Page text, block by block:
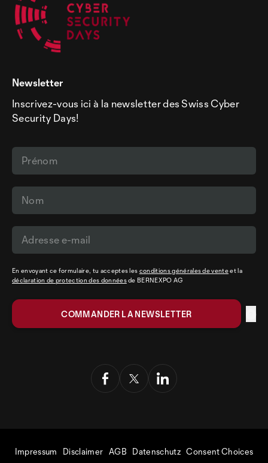
Newsletter
Inscrivez-vous ici à la newsletter des Swiss Cyber
Security Days!
En envoyant ce formulaire, tu acceptes les conditions générales de venteet la
déclaration de protection des donnéesde BERNEXPO AG
Impressum Disclaimer AGB Datenschutz Consent Choices